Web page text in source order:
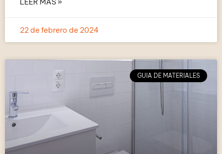
22 de febrero de 2024
GUIA DE MATERIALES